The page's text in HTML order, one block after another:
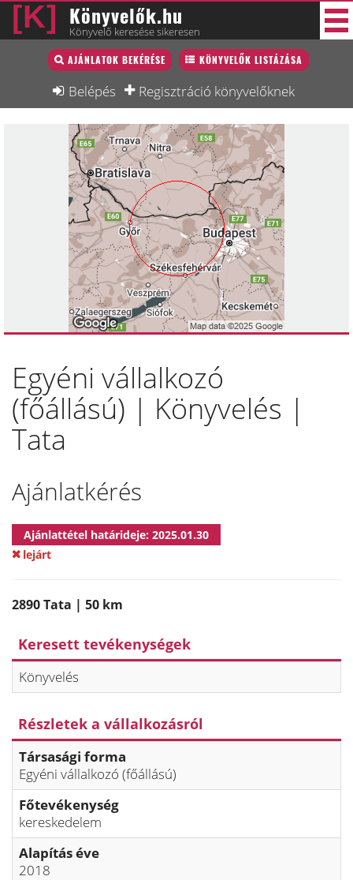
Könyvelők.hu
Könyvelő keresése sikeresen
AJÁNLATOK BEKÉRÉSE KÖNYVELŐK LISTÁZÁSA
Belépés Regisztráció könyvelőknek
Könyvelő lista
Könyvelési munkák
Képzésnaptár
Egyéni vállalkozó
(főállású) | Könyvelés |
Tata
Ajánlatkérés
Ajánlattétel határideje: 2025.01.30
lejárt
2890 Tata | 50 km
Keresett tevékenységek
Könyvelés
Részletek a vállalkozásról
Társasági forma
Egyéni vállalkozó (főállású)
Főtevékenység
kereskedelem
Alapítás éve
2018